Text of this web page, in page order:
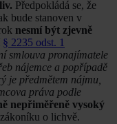
Předpokládá se, že
bude stanoven v
nesmí být zjevně
§ 2235 odst. 1
smlouva pronajímatele
nájemce a popřípadě
je předmětem nájmu,
práva podle
nepřiměřeně vysoký
o lichvě.